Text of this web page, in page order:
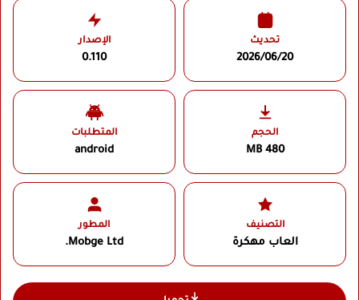
تحديث
2026/06/20
الإصدار
0.110
الحجم
480 MB
المتطلبات
android
التصنيف
العاب مهكرة
المطور
Mobge Ltd.‏